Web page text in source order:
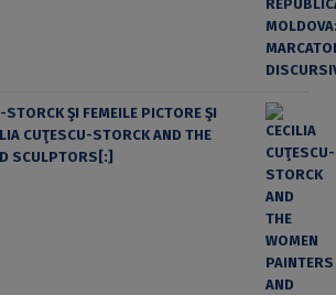
ŞI FEMEILE PICTORE ŞI
CUŢESCU-STORCK AND THE
SCULPTORS[:]